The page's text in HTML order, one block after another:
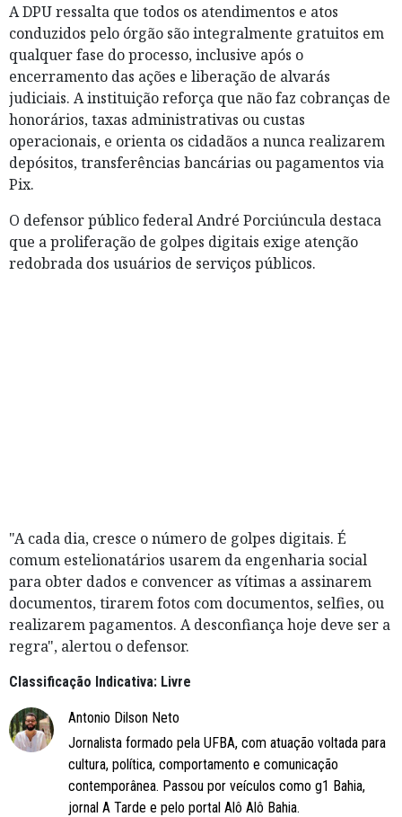
A DPU ressalta que todos os atendimentos e atos
conduzidos pelo órgão são integralmente gratuitos em
qualquer fase do processo, inclusive após o
encerramento das ações e liberação de alvarás
judiciais. A instituição reforça que não faz cobranças de
honorários, taxas administrativas ou custas
operacionais, e orienta os cidadãos a nunca realizarem
depósitos, transferências bancárias ou pagamentos via
Pix.
O defensor público federal André Porciúncula destaca
que a proliferação de golpes digitais exige atenção
redobrada dos usuários de serviços públicos.
"A cada dia, cresce o número de golpes digitais. É
comum estelionatários usarem da engenharia social
para obter dados e convencer as vítimas a assinarem
documentos, tirarem fotos com documentos, selfies, ou
realizarem pagamentos. A desconfiança hoje deve ser a
regra", alertou o defensor.
Classificação Indicativa: Livre
Antonio Dilson Neto
Jornalista formado pela UFBA, com atuação voltada para
cultura, política, comportamento e comunicação
contemporânea. Passou por veículos como g1 Bahia,
jornal A Tarde e pelo portal Alô Alô Bahia.